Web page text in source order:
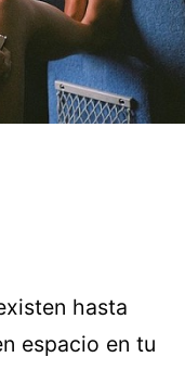
hasta
espacio en tu